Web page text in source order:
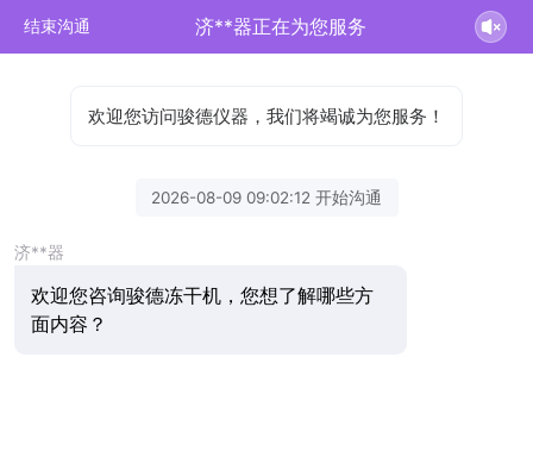
结束沟通 济**器正在为您服务
欢迎您访问骏德仪器，我们将竭诚为您服务！
2026-08-09 09:02:12 开始沟通
济**器
欢迎您咨询骏德冻干机，您想了解哪些方
面内容？